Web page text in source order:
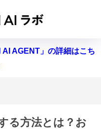
AGENT」の詳細はこち
る方法とは？お